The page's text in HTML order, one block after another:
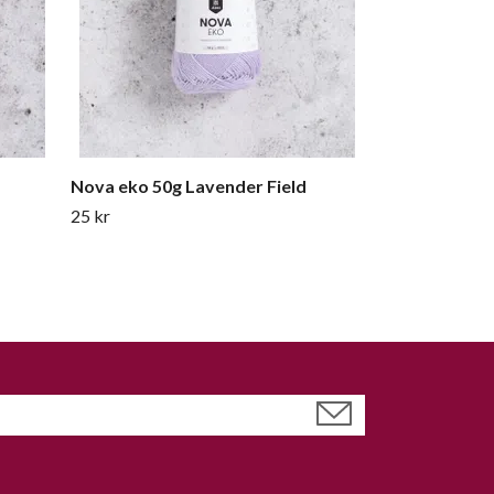
Nova eko 50g Lavender Field
25 kr